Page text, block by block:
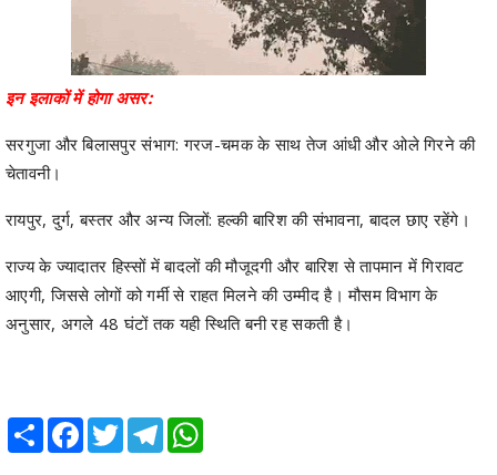
इन इलाकों में होगा असर:
सरगुजा और बिलासपुर संभाग: गरज-चमक के साथ तेज आंधी और ओले गिरने की
चेतावनी।
रायपुर, दुर्ग, बस्तर और अन्य जिलों: हल्की बारिश की संभावना, बादल छाए रहेंगे।
राज्य के ज्यादातर हिस्सों में बादलों की मौजूदगी और बारिश से तापमान में गिरावट
आएगी, जिससे लोगों को गर्मी से राहत मिलने की उम्मीद है। मौसम विभाग के
अनुसार, अगले 48 घंटों तक यही स्थिति बनी रह सकती है।
Share Facebook
TwitterTelegram